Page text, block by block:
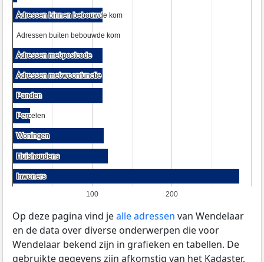
100 200
Adressen binnen bebouwde kom
Adressen binnen bebouwde kom
Adressen buiten bebouwde kom
Adressen buiten bebouwde kom
Adressen met postcode
Adressen met postcode
Adressen met woonfunctie
Adressen met woonfunctie
Panden
Panden
Percelen
Percelen
Woningen
Woningen
Huishoudens
Huishoudens
Inwoners
Inwoners
Op deze pagina vind jealle adressen van Wendelaar
en de data over diverse onderwerpen die voor
Wendelaar bekend zijn in grafieken en tabellen. De
gebruikte gegevens zijn afkomstig van het Kadaster,